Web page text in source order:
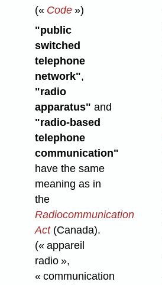
(« Code»)
"public
switched
telephone
network",
"radio
apparatus" and
"radio-based
telephone
communication"
have the same
meaning as in
the
Radiocommunication
Act(Canada).
(« appareil
radio »,
« communication